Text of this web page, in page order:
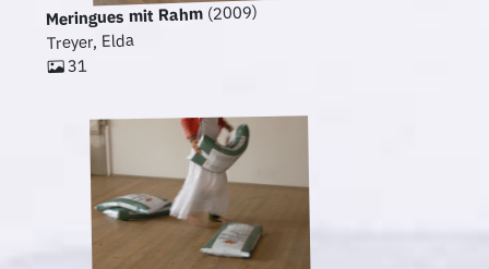
Meringues mit Rahm(2009)
Treyer, Elda
31